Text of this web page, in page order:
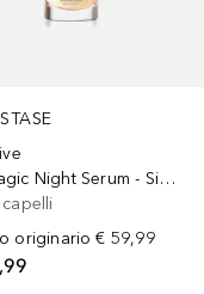
8h Magic Night Serum - Siero Notturno Nutriente per Capelli Secchi con Azione Rivitalizzante
originario € 59,99